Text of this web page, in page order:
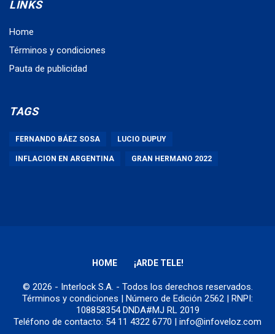
LINKS
Home
Términos y condiciones
Pauta de publicidad
TAGS
FERNANDO BÁEZ SOSA LUCIO DUPUY
INFLACION EN ARGENTINA GRAN HERMANO 2022
HOME ¡ARDE TELE!
© 2026 - Interlock S.A. - Todos los derechos reservados.
Términos y condiciones | Número de Edición 2562 | RNPI:
108858354 DNDA#MJ RL 2019
Teléfono de contacto: 54 11 4322 6770 | info@infoveloz.com